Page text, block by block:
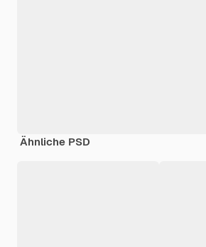
Ähnliche PSD